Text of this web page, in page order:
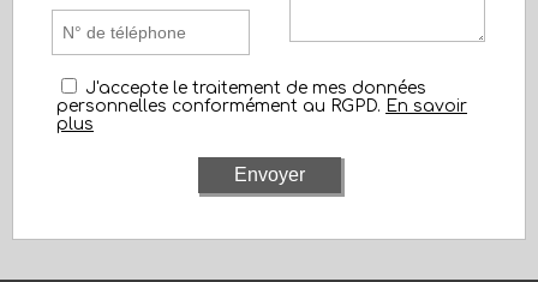
J'accepte le traitement de mes données
personnelles conformément au RGPD. En savoir
plus